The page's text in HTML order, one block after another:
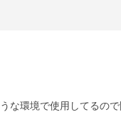
な環境で使用してるの